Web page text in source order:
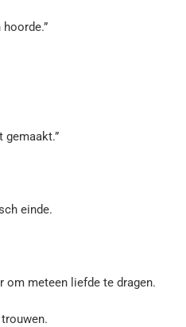
gemaakt.”
einde.
om meteen liefde te dragen.